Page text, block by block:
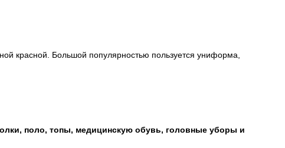
красной. Большой популярностью пользуется униформа,
поло, топы, медицинскую обувь, головные уборы и